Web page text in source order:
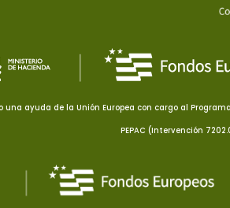
ayuda de la Unión Europea con cargo al
PEPAC (Intervención